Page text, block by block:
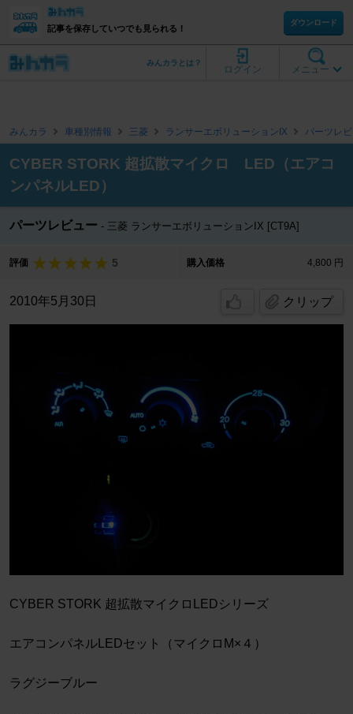
記事を保存していつでも見られる！
ダウンロード
メニュー
ログイン
みんカラとは？
みんカラ 車種別情報 三菱 ランサーエボリューションIX パーツレ
CYBER STORK 超拡散マイクロ LED（エアコ
ンパネルLED）
パーツレビュー 三菱 ランサーエボリューションIX [CT9A]
評価 5 購入価格 4,800 円
2010年5月30日 クリップ
CYBER STORK 超拡散マイクロLEDシリーズ
エアコンパネルLEDセット（マイクロM×４）
ラグジーブルー